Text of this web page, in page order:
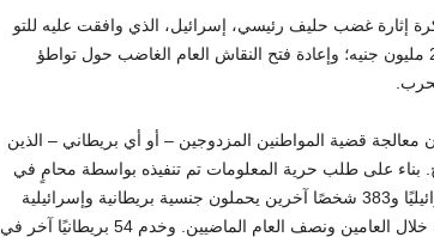
إثارة غضب حليف رئيسي، إسرائيل، الذي وافقت عليه للتو
بقيمة 20 مليون جنيه؛ وإعادة فتح النقاش العام الغاضب حول تواطؤ
قضية المواطنين المزدوجين – أو أي بريطاني – الذين
بناء على طلب حرية المعلوماتتم تنفيذه بواسطة محامٍ في
خدم ما لا يقل عن 1686 بريطانيًا إسرائيليًا و383 شخصًا آخرين يحملون جنسية بريطانية وإسرائيلية
وجنسية أخرى في القوات المسلحة الإسرائيلية خلال العامين ونصف العام الماضيين. وخدم 54 بريطانيًا آخر في